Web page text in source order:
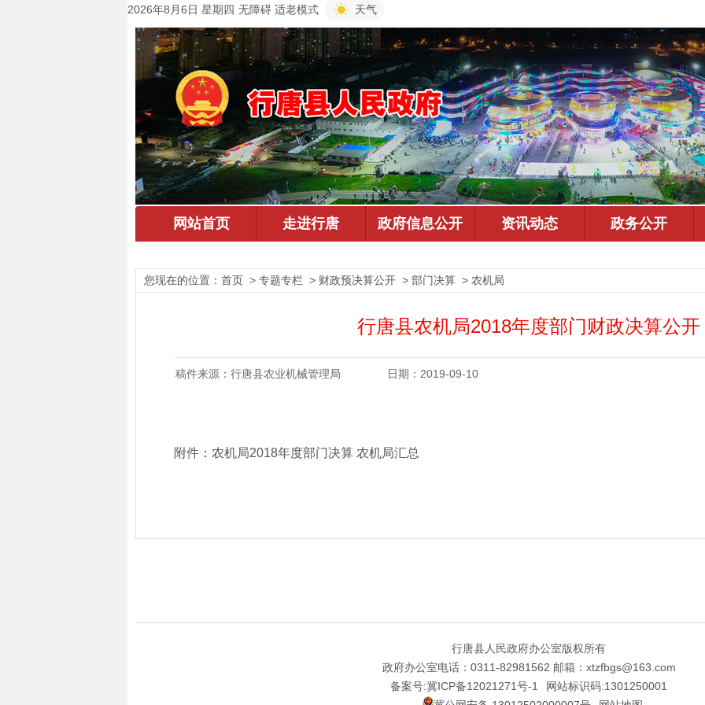
2026年8月6日 星期四 无障碍 适老模式 天气
您现在的位置： 首页 > 专题专栏 > 财政预决算公开 > 部门决算 > 农机局
行唐县农机局2018年度部门财政决算公开
稿件来源：行唐县农业机械管理局 日期：2019-09-10
附件： 农机局2018年度部门决算 农机局汇总